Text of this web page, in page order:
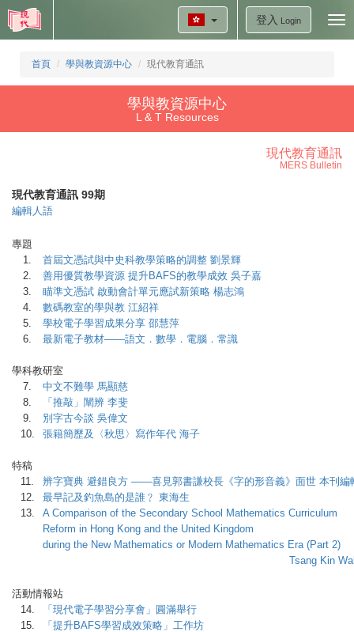
登入 Login
首頁 學與教資源中心 現代教育通訊
學與教資源中心
L & T Resources
現代教育通訊
MERS Bulletin
現代教育通訊 99期
編輯人語
專題
1.
首屆文憑試與中史科教學策略的調整 劉景輝
2.
善用優質教學資源 提升BAFS的教學成效 吳子嘉
3.
瞄準文憑試 啟動會計單元應試新策略 楊志鴻
4.
數碼教室的學與教 江紹祥
5.
學校電子學習成果分享 邵慧萍
6.
最新電子教材——語文．數學．電腦．常識
學科教研室
7.
中文不難學 馬顯慈
8.
「推敲」闡辨 李斐
9.
別字古今談 吳偉文
10.
張籍簡歷及〈秋思〉寫作年代 海子
特稿
11.
辨字寶典 避錯良方 ——喜見郭書謙校長《字的形音義》面世 本刊編
12.
最早記及釣魚島的是誰﹖ 東海生
13.
A Comparison of the Secondary School Mathematics Curriculum
Reform in Hong Kong and the United Kingdom
during the New Mathematics or Modern Mathematics Era (Part 2)
Tsang Kin Wah,
活動情報站
14.
「現代電子學習分享會」圓滿舉行
15.
「提升BAFS學習成效策略」工作坊